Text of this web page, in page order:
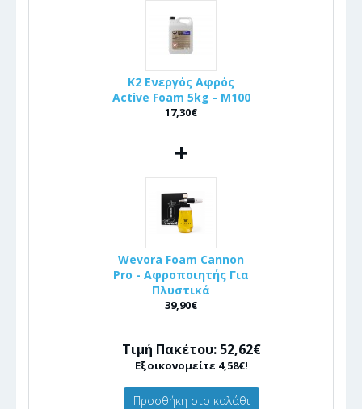
K2 Ενεργός Αφρός
Active Foam 5kg - M100
17,30€
+
Wevora Foam Cannon
Pro - Αφροποιητής Για
Πλυστικά
39,90€
Τιμή Πακέτου: 52,62€
Εξοικονομείτε 4,58€!
Προσθήκη στο καλάθι